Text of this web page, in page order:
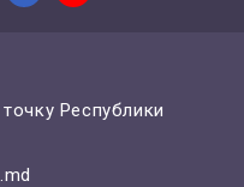
Республики